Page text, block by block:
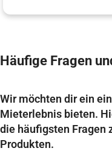
Häufige Fragen
Wir möchten dir ein
Mieterlebnis bieten.
die häufigsten Fragen
Produkten.